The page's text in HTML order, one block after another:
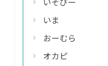
いま
おーむら
オカピ